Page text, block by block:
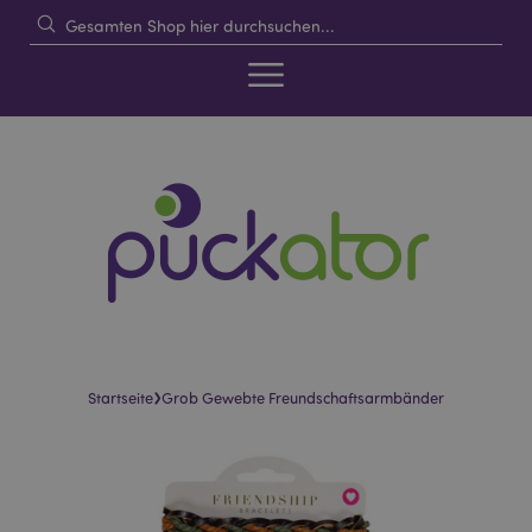
Startseite›Grob Gewebte Freundschaftsarmbänder